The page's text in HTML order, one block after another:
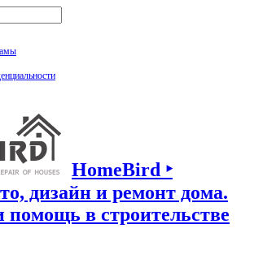
HomeBird ‣
дизайн и ремонт дома.
в строительстве